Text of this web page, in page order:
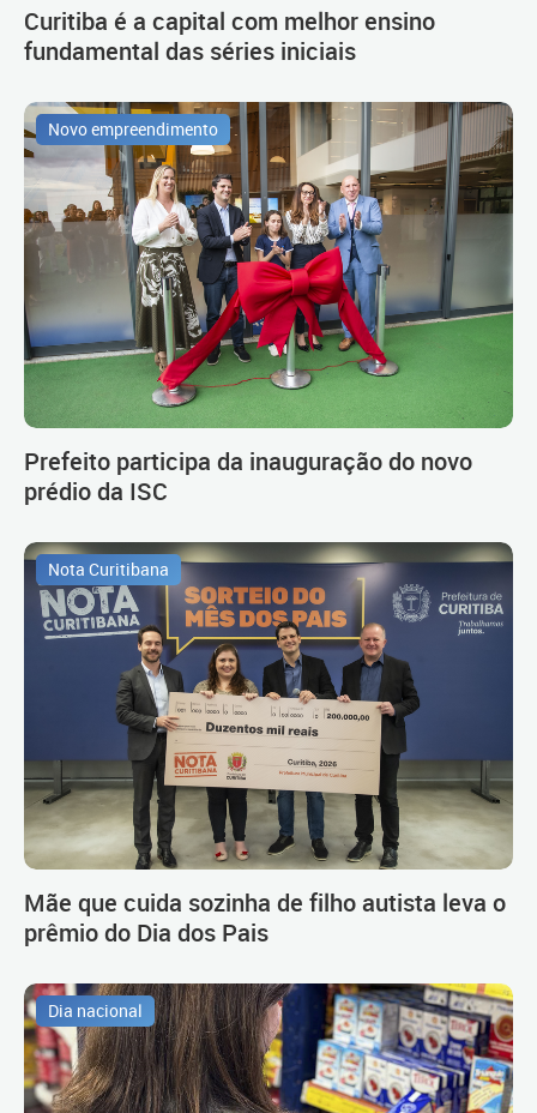
Curitiba é a capital com melhor ensino
fundamental das séries iniciais
Novo empreendimento
Prefeito participa da inauguração do novo
prédio da ISC
Nota Curitibana
Mãe que cuida sozinha de filho autista leva o
prêmio do Dia dos Pais
Dia nacional